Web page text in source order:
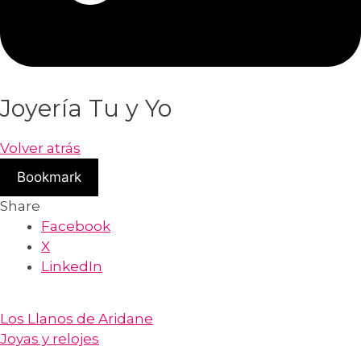
Joyería Tu y Yo
Volver atrás
Bookmark
Share
Facebook
X
LinkedIn
Los Llanos de Aridane
Joyas y relojes